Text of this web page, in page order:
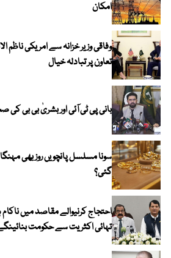
امکان
وفاقی وزیر خزانہ سے امریکی ناظم
تعاون پر تبادلہ خیال
بانی پی ٹی آئی اور بشریٰ بی بی
سونا مسلسل پانچویں روز بھی
گئی؟
احتجاج کرنیوالے مقاصد میں
تہائی اکثریت سے حکومت بنائینگے ،